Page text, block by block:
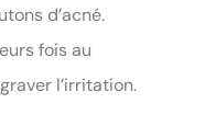
d’acné.
fois au
l’irritation.